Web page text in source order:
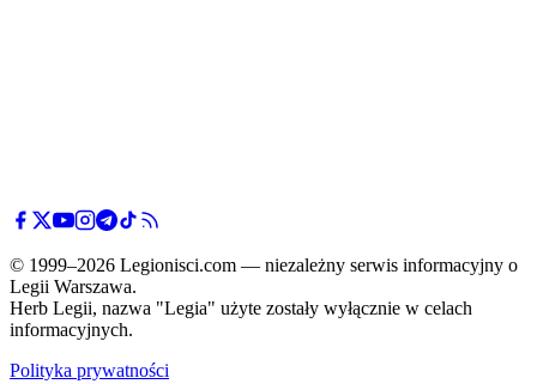
© 1999–2026 Legionisci.com — niezależny serwis informacyjny o
Legii Warszawa.
Herb Legii, nazwa "Legia" użyte zostały wyłącznie w celach
informacyjnych.
Polityka prywatności